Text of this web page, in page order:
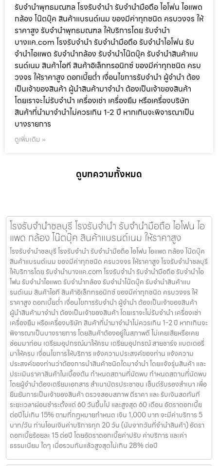
รับจำนำพุทธมณฑล โรงรับจำนำ รับจำนำมือถือ ไอโฟน ไอแพด
กล้อง โน๊ตบุ๊ค สินค้าแบรนด์เนม ของมีค่าทุกชนิด ครบวงจร ให้
ราคาสูง รับจำนำพุทธมณฑล ให้บริการโดย รับจํานํา
บางแค.com โรงรับจำนำ รับจำนำมือถือ รับจำนำไอโฟน รับ
จำนำไอแพด รับจำนำกล้อง รับจำนำโน๊ตบุ๊ค รับจำนำสินค้าแบ
รนด์เนม สินค้าไอที สินค้าอิเล็กทรอนิกซ์ ของมีค่าทุกชนิด ครบ
วงจร ให้ราคาสูง ดอกเบี้ยต่ำ เงื่อนไขการรับจำนำ ผู้จำนำ ต้อง
เป็นเจ้าของสินค้า ผู้นำสินค้ามาจำนำ ต้องเป็นเจ้าของสินค้า
โดยเราจะไม่รับจำนำ เครื่องเช่า เครื่องยืม หรือเครื่องบริษัท
สินค้าที่นำมาจำนำไม่ควรเกิน 1-2 ปี หากเกินจะพิจารณาเป็น
บางรายการ
ดูเพิ่มเติม »
ดูบทความทั้งหมด
โรงรับจำนำชลบุรี โรงรับจำนำ รับจำนำมือถือ ไอโฟน ไอ
แพด กล้อง โน๊ตบุ๊ค สินค้าแบรนด์เนม ให้ราคาสูง
โรงรับจำนำชลบุรี โรงรับจำนำ รับจำนำมือถือ ไอโฟน ไอแพด กล้อง โน๊ตบุ๊ค
สินค้าแบรนด์เนม ของมีค่าทุกชนิด ครบวงจร ให้ราคาสูง โรงรับจำนำชลบุรี
ให้บริการโดย รับจํานําบางแค.com โรงรับจำนำ รับจำนำมือถือ รับจำนำไอ
โฟน รับจำนำไอแพด รับจำนำกล้อง รับจำนำโน๊ตบุ๊ค รับจำนำสินค้าแบ
รนด์เนม สินค้าไอที สินค้าอิเล็กทรอนิกซ์ ของมีค่าทุกชนิด ครบวงจร ให้
ราคาสูง ดอกเบี้ยต่ำ เงื่อนไขการรับจำนำ ผู้จำนำ ต้องเป็นเจ้าของสินค้า
ผู้นำสินค้ามาจำนำ ต้องเป็นเจ้าของสินค้า โดยเราจะไม่รับจำนำ เครื่องเช่า
เครื่องยืม หรือเครื่องบริษัท สินค้าที่นำมาจำนำไม่ควรเกิน 1-2 ปี หากเกินจะ
พิจารณาเป็นบางรายการ โดยสินค้าต้องอยู่ในสภาพดี ไม่เคยเสียหรือเคย
ซ่อมมาก่อน เตรียมอุปกรณ์มาให้ครบ เตรียมอุปกรณ์ สายชาร์จ แบตเตอรี่
มาให้ครบ เงื่อนไขการให้บริการ แจ้งความประสงค์ของท่าน แจ้งความ
ประสงค์ของท่านว่าต้องการนำสินค้าชนิดใดมาจำนำ โดยแจ้งรุ่นสินค้า และ
ประเมินราคาสินค้าในเบื้องต้น กำหนดสถานที่นัดพบ กำหนดสถานที่นัดพบ
โดยผู้จำนำต้องเตรียมเอกสาร สำเนาบัตรประชาชน เซ็นต์รับรองสำเนา เพื่อ
ยืนยันการเป็นเจ้าของสินค้า ตรวจสอบสภาพ ตีราคา และ รับเงินสดทันที
ระยะเวลาผ่อนชำระตั้งแต่ 60 วันขึ้นไป และสูงสุด 60 เดือน อัตราดอกเบี้ย
ต่อปีไม่เกิน 15% ตามที่กฏหมายกำหนด เงิน 1,000 บาท จะมีค่าบริการ 5
บาท/วัน ท่านโอนเงินค่าบริการทุก 20 วัน (นับจากวันที่จำนำสินค้า) อัตรา
ดอกเบี้ยร้อยละ 15 ต่อปี โดยอัตราดอกเบี้ยค่าปรับ ค่าบริการ และค่า
ธรรมเนียม ใดๆ เมื่อรวมกันแล้วสูงสุดไม่เกิน 28% ต่อปี